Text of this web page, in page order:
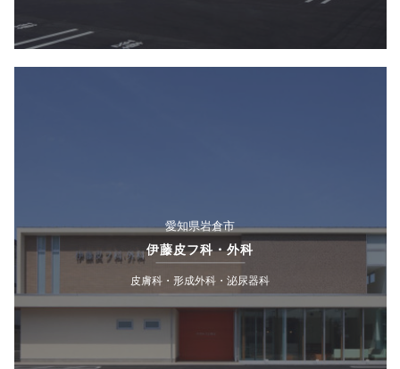
愛知県岩倉市
伊藤皮フ科・外科
皮膚科・形成外科・泌尿器科